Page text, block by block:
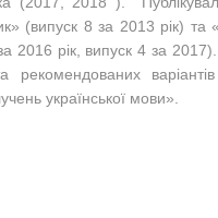
(випуск 8 за 2013 рік) та
2016 рік, випуск 4 за
рекомендованих
української мови».